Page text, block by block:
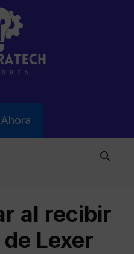
al recibir
Lexer